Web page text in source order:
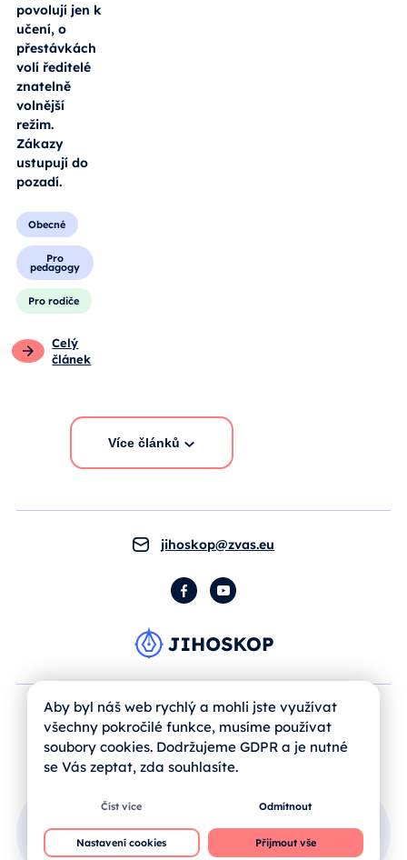
povolují jen k
učení, o
přestávkách
volí ředitelé
znatelně
volnější
režim.
Zákazy
ustupují do
pozadí.
Obecné
Pro
pedagogy
Pro rodiče
Celý
článek
Více článků
jihoskop@zvas.eu
FacebookYouTube
Přihlášení uživatele
Jak se registrovat?
Aby byl náš web rychlý a mohli jste využívat
všechny pokročilé funkce, musíme používat
soubory cookies. Dodržujeme GDPR a je nutné
se Vás zeptat, zda souhlasíte.
Číst více Odmítnout
Nastavení cookies Přijmout vše